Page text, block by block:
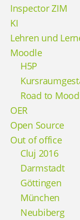
Inspector ZIM
KI
Lehren und
Moodle
H5P
Road to
OER
Open Source
Out of office
Cluj 2016
Darmstadt
Göttingen
München
Neubiberg